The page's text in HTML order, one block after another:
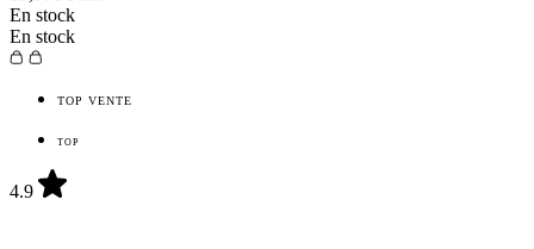
En stock
En stock
TOP VENTE
TOP
4.9